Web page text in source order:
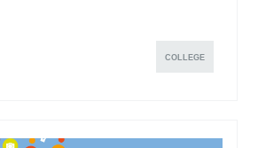
COLLEGE